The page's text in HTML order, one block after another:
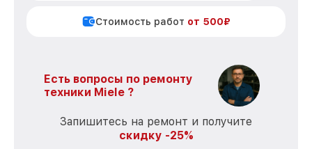
Стоимость работ от 500₽
Есть вопросы по ремонту
техники Miele ?
Запишитесь на ремонт и получите
скидку -25%